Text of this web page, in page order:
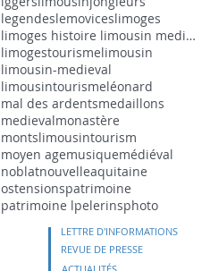
legendeslemoviceslimoges
limoges histoire limousin medieval
limogestourismelimousin
limousin-medieval
limousintourismeléonard
mal des ardentsmedaillons
medievalmonastère
montslimousintourism
moyen agemusiquemédiéval
noblatnouvelleaquitaine
ostensionspatrimoine
patrimoine lpelerinsphoto
LETTRE D'INFORMATIONS
REVUE DE PRESSE